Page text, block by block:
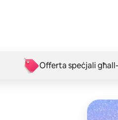
Offerta speċjali